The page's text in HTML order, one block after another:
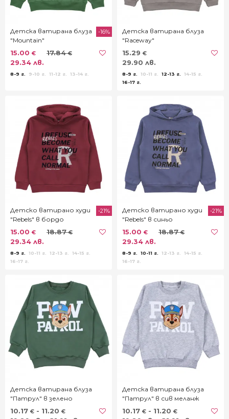
Детска ватирана блуза
"Mountain"
-16%
15.00 €
29.34 лв.
17.84€
8-9 г. 9-10 г. 11-12 г. 13-14 г.
Детска ватирана блуза
"Raceway"
15.29 €
29.90 лв.
8-9 г. 10-11 г. 12-13 г.
14-15 г.
16-17 г.
Детско ватирано худи
"Rebels" в бордо
-21%
15.00 €
29.34 лв.
18.87€
8-9 г. 10-11 г. 12-13 г.
14-15 г.
16-17 г.
Детско ватирано худи
"Rebels" в синьо
-21%
15.00 €
29.34 лв.
18.87€
8-9 г. 10-11 г. 12-13 г.
14-15 г.
16-17 г.
Детска ватирана блуза
"Патрул" в зелено
10.17 € - 11.20 €
Детска ватирана блуза
"Патрул" в сив меланж
10.17 € - 11.20 €